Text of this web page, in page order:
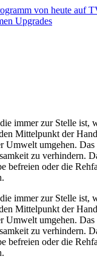
Upgrades
immer zur Stelle ist,
Mittelpunkt der
Umwelt umgehen.
zu verhindern.
befreien oder die
immer zur Stelle ist,
Mittelpunkt der
Umwelt umgehen.
zu verhindern.
befreien oder die